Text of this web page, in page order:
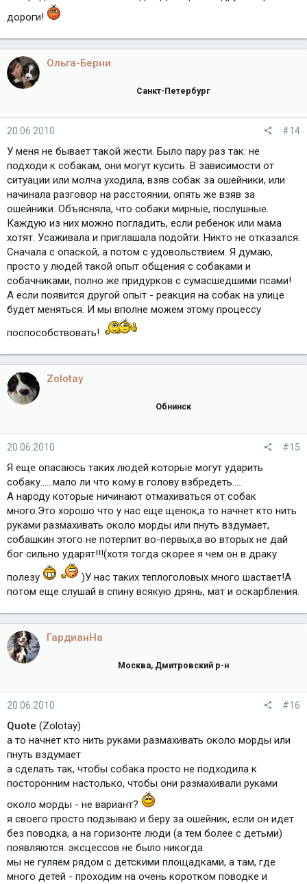
дороги!
Ольга-Берни
Санкт-Петербург
20.06.2010 #14
У меня не бывает такой жести. Было пару раз так: не
подходи к собакам, они могут кусить. В зависимости от
ситуации или молча уходила, взяв собак за ошейники, или
начинала разговор на расстоянии, опять же взяв за
ошейники. Объясняла, что собаки мирные, послушные.
Каждую из них можно погладить, если ребенок или мама
хотят. Усаживала и приглашала подойти. Никто не отказался.
Сначала с опаской, а потом с удовольствием. Я думаю,
просто у людей такой опыт общения с собаками и
собачниками, полно же придурков с сумасшедшими псами!
А если появится другой опыт - реакция на собак на улице
будет меняться. И мы вполне можем этому процессу
поспособствовать!
Zolotay
Обнинск
20.06.2010 #15
Я еще опасаюсь таких людей которые могут ударить
собаку......мало ли что кому в голову взбредеть.....
А народу которые ничинают отмахиваться от собак
много.Это хорошо что у нас еще щенок,а то начнет кто нить
руками размахивать около морды или пнуть вздумает,
собашкин этого не потерпит во-первых,а во вторых не дай
бог сильно ударят!!!(хотя тогда скорее я чем он в драку
полезу
)У нас таких теплоголовых много шастает!А
потом еще слушай в спину всякую дрянь, мат и оскарбления.
ГардианНа
Москва, Дмитровский р-н
20.06.2010 #16
Quote (Zolotay)
а то начнет кто нить руками размахивать около морды или
пнуть вздумает
а сделать так, чтобы собака просто не подходила к
посторонним настолько, чтобы они размахивали руками
около морды - не вариант?
я своего просто подзываю и беру за ошейник, если он идет
без поводка, а на горизонте люди (а тем более с детьми)
появляются. эксцессов не было никогда
мы не гуляем рядом с детскими площадками, а там, где
много детей - проходим на очень коротком поводке и